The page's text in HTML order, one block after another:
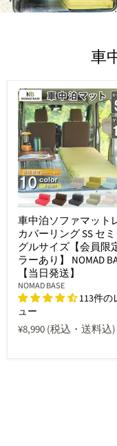
車
車中泊ソファマット
カバーリング SS セ
グルサイズ【会員限
ラーあり】 NOMAD
【当日発送】
NOMAD BASE
113件の
ュー
¥8,990(税込・送料込)